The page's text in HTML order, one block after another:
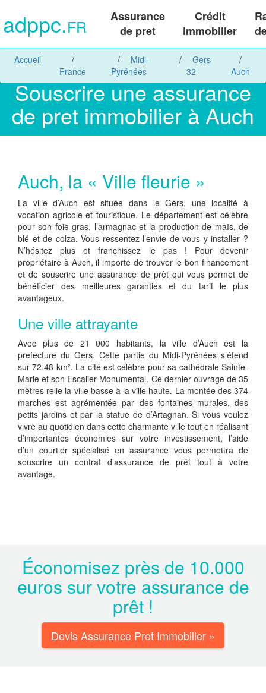
adppc.FR
Assurance
de pret
Crédit
immobilier
Accueil
France
Midi-
Pyrénées
Gers
32
Auch
Souscrire une assurance
de pret immobilier à Auch
Auch, la « Ville fleurie »
La ville d’Auch est située dans le Gers, une localité à
vocation agricole et touristique. Le département est célèbre
pour son foie gras, l’armagnac et la production de maïs, de
blé et de colza. Vous ressentez l’envie de vous y installer ?
N’hésitez plus et franchissez le pas ! Pour devenir
propriétaire à Auch, il importe de trouver le bon financement
et de souscrire une assurance de prêt qui vous permet de
bénéficier des meilleures garanties et du tarif le plus
avantageux.
Une ville attrayante
Avec plus de 21 000 habitants, la ville d’Auch est la
préfecture du Gers. Cette partie du Midi-Pyrénées s’étend
sur 72.48 km². La cité est célèbre pour sa cathédrale Sainte-
Marie et son Escalier Monumental. Ce dernier ouvrage de 35
mètres relie la ville basse à la ville haute. La montée des 374
marches est agrémentée par des fontaines murales, des
petits jardins et par la statue de d’Artagnan. Si vous voulez
vivre au quotidien dans cette charmante ville tout en réalisant
d’importantes économies sur votre investissement, l’aide
d’un courtier spécialisé en assurance vous permettra de
souscrire un contrat d’assurance de prêt tout à votre
avantage.
Économisez près de 10.000
euros sur votre assurance de
prêt !
Devis Assurance Pret Immobilier »